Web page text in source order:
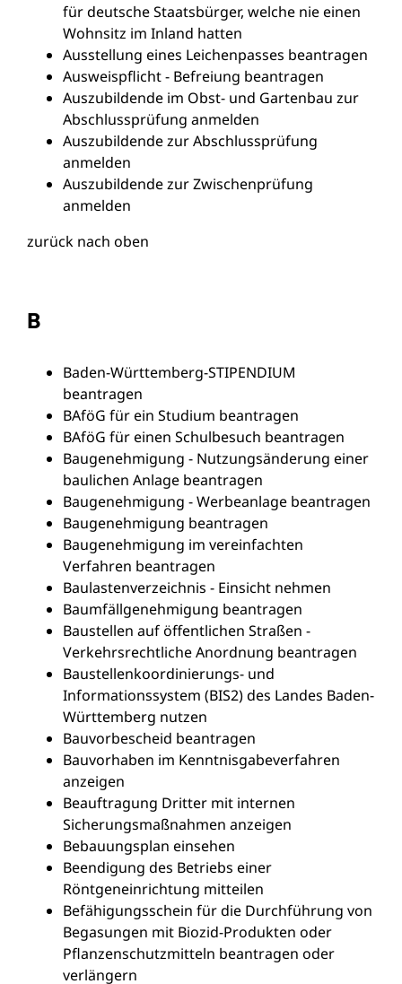
für deutsche Staatsbürger, welche nie einen
Wohnsitz im Inland hatten
Ausstellung eines Leichenpasses beantragen
Ausweispflicht - Befreiung beantragen
Auszubildende im Obst- und Gartenbau zur
Abschlussprüfung anmelden
Auszubildende zur Abschlussprüfung
anmelden
Auszubildende zur Zwischenprüfung
anmelden
zurück nach oben
B
Baden-Württemberg-STIPENDIUM
beantragen
BAföG für ein Studium beantragen
BAföG für einen Schulbesuch beantragen
Baugenehmigung - Nutzungsänderung einer
baulichen Anlage beantragen
Baugenehmigung - Werbeanlage beantragen
Baugenehmigung beantragen
Baugenehmigung im vereinfachten
Verfahren beantragen
Baulastenverzeichnis - Einsicht nehmen
Baumfällgenehmigung beantragen
Baustellen auf öffentlichen Straßen -
Verkehrsrechtliche Anordnung beantragen
Baustellenkoordinierungs- und
Informationssystem (BIS2) des Landes Baden-
Württemberg nutzen
Bauvorbescheid beantragen
Bauvorhaben im Kenntnisgabeverfahren
anzeigen
Beauftragung Dritter mit internen
Sicherungsmaßnahmen anzeigen
Bebauungsplan einsehen
Beendigung des Betriebs einer
Röntgeneinrichtung mitteilen
Befähigungsschein für die Durchführung von
Begasungen mit Biozid-Produkten oder
Pflanzenschutzmitteln beantragen oder
verlängern